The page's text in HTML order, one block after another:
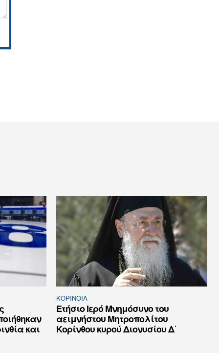
και
ΚΟΡΙΝΘΊΑ
Ετήσιο Ιερό Μνημόσυνο του
αειμνήστου Μητροπολίτου
Κορίνθου κυρού Διονυσίου Δ΄